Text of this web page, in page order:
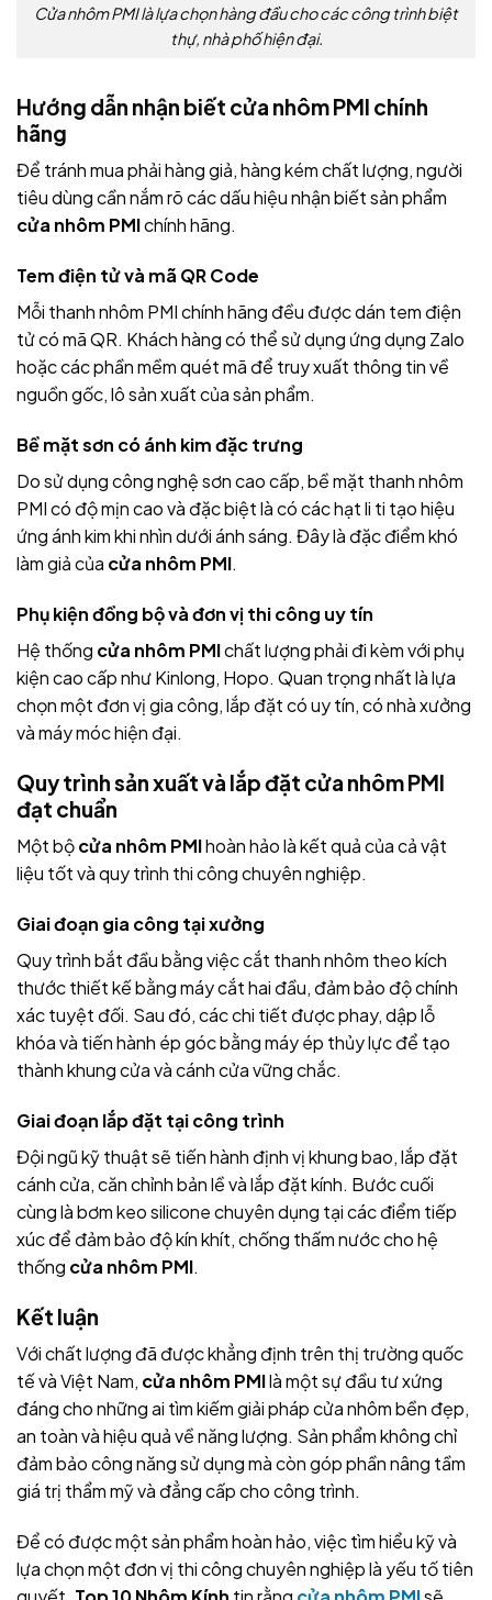
Cửa nhôm PMI là lựa chọn hàng đầu cho các công trình biệt
thự, nhà phố hiện đại.
Hướng dẫn nhận biết cửa nhôm PMI chính
hãng
Để tránh mua phải hàng giả, hàng kém chất lượng, người
tiêu dùng cần nắm rõ các dấu hiệu nhận biết sản phẩm
cửa nhôm PMIchính hãng.
Tem điện tử và mã QR Code
Mỗi thanh nhôm PMI chính hãng đều được dán tem điện
tử có mã QR. Khách hàng có thể sử dụng ứng dụng Zalo
hoặc các phần mềm quét mã để truy xuất thông tin về
nguồn gốc, lô sản xuất của sản phẩm.
Bề mặt sơn có ánh kim đặc trưng
Do sử dụng công nghệ sơn cao cấp, bề mặt thanh nhôm
PMI có độ mịn cao và đặc biệt là có các hạt li ti tạo hiệu
ứng ánh kim khi nhìn dưới ánh sáng. Đây là đặc điểm khó
làm giả của cửa nhôm PMI.
Phụ kiện đồng bộ và đơn vị thi công uy tín
Hệ thống cửa nhôm PMIchất lượng phải đi kèm với phụ
kiện cao cấp như Kinlong, Hopo. Quan trọng nhất là lựa
chọn một đơn vị gia công, lắp đặt có uy tín, có nhà xưởng
và máy móc hiện đại.
Quy trình sản xuất và lắp đặt cửa nhôm PMI
đạt chuẩn
Một bộcửa nhôm PMIhoàn hảo là kết quả của cả vật
liệu tốt và quy trình thi công chuyên nghiệp.
Giai đoạn gia công tại xưởng
Quy trình bắt đầu bằng việc cắt thanh nhôm theo kích
thước thiết kế bằng máy cắt hai đầu, đảm bảo độ chính
xác tuyệt đối. Sau đó, các chi tiết được phay, dập lỗ
khóa và tiến hành ép góc bằng máy ép thủy lực để tạo
thành khung cửa và cánh cửa vững chắc.
Giai đoạn lắp đặt tại công trình
Đội ngũ kỹ thuật sẽ tiến hành định vị khung bao, lắp đặt
cánh cửa, căn chỉnh bản lề và lắp đặt kính. Bước cuối
cùng là bơm keo silicone chuyên dụng tại các điểm tiếp
xúc để đảm bảo độ kín khít, chống thấm nước cho hệ
thống cửa nhôm PMI.
Kết luận
Với chất lượng đã được khẳng định trên thị trường quốc
tế và Việt Nam, cửa nhôm PMIlà một sự đầu tư xứng
đáng cho những ai tìm kiếm giải pháp cửa nhôm bền đẹp,
an toàn và hiệu quả về năng lượng. Sản phẩm không chỉ
đảm bảo công năng sử dụng mà còn góp phần nâng tầm
giá trị thẩm mỹ và đẳng cấp cho công trình.
Để có được một sản phẩm hoàn hảo, việc tìm hiểu kỹ và
lựa chọn một đơn vị thi công chuyên nghiệp là yếu tố tiên